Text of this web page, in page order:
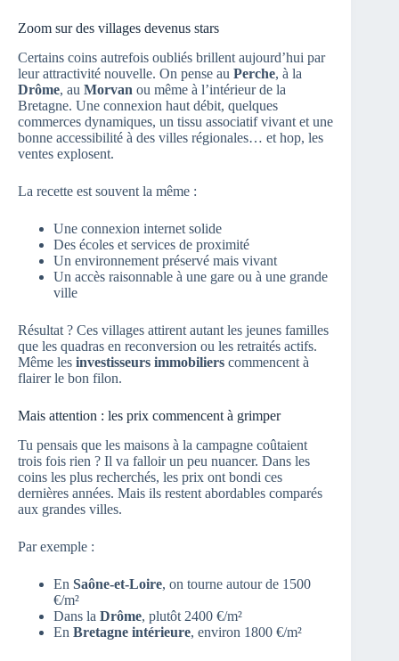
Zoom sur des villages devenus stars
Certains coins autrefois oubliés brillent aujourd’hui par
leur attractivité nouvelle. On pense au Perche, à la
Drôme, au Morvan ou même à l’intérieur de la
Bretagne. Une connexion haut débit, quelques
commerces dynamiques, un tissu associatif vivant et une
bonne accessibilité à des villes régionales… et hop, les
ventes explosent.
La recette est souvent la même :
Une connexion internet solide
Des écoles et services de proximité
Un environnement préservé mais vivant
Un accès raisonnable à une gare ou à une grande
ville
Résultat ? Ces villages attirent autant les jeunes familles
que les quadras en reconversion ou les retraités actifs.
Même les investisseurs immobiliers commencent à
flairer le bon filon.
Mais attention : les prix commencent à grimper
Tu pensais que les maisons à la campagne coûtaient
trois fois rien ? Il va falloir un peu nuancer. Dans les
coins les plus recherchés, les prix ont bondi ces
dernières années. Mais ils restent abordables comparés
aux grandes villes.
Par exemple :
En Saône-et-Loire, on tourne autour de 1500
€/m²
Dans la Drôme, plutôt 2400 €/m²
En Bretagne intérieure, environ 1800 €/m²